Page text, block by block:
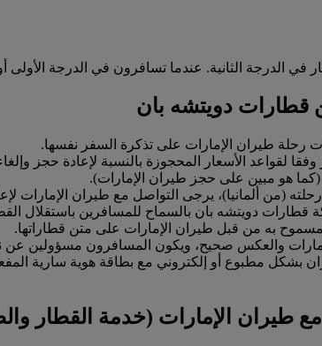
الدرجة الثانية. عندما تسافرون في الدرجة الأولى
قطارات دويتشه بان
رحلة طيران الإمارات على تذكرة السفر نفسها.
لقواعد الأسعار المحجوزة بالنسبة لإعادة حجز
هو مبين على حجز طيران الإمارات).
(من ألمانيا)، يرجى التواصل مع طيران الإمارات
دويتشه بان بالسماح للمسافرين باستقلال
به من قبل طيران الإمارات على متن قطاراتها.
والعكس صحيح، ويكون المسافرون مسؤولين عن
بشكل مطبوع أو إلكتروني مع بطاقة هوية سارية
طيران الإمارات (خدمة القطار